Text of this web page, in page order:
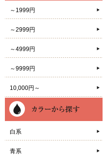
～1999円
～2999円
～4999円
～9999円
10,000円～
白系
青系